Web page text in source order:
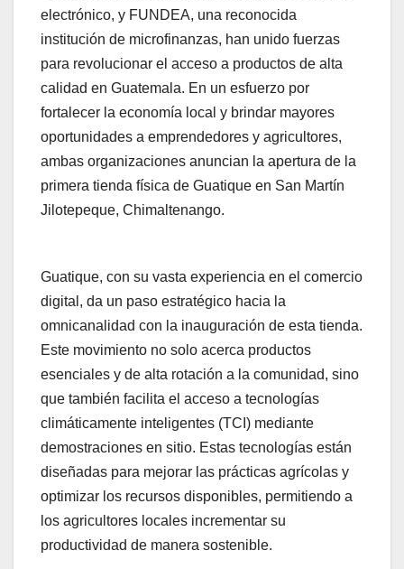
electrónico, y FUNDEA, una reconocida
institución de microfinanzas, han unido fuerzas
para revolucionar el acceso a productos de alta
calidad en Guatemala. En un esfuerzo por
fortalecer la economía local y brindar mayores
oportunidades a emprendedores y agricultores,
ambas organizaciones anuncian la apertura de la
primera tienda física de Guatique en San Martín
Jilotepeque, Chimaltenango.
Guatique, con su vasta experiencia en el comercio
digital, da un paso estratégico hacia la
omnicanalidad con la inauguración de esta tienda.
Este movimiento no solo acerca productos
esenciales y de alta rotación a la comunidad, sino
que también facilita el acceso a tecnologías
climáticamente inteligentes (TCI) mediante
demostraciones en sitio. Estas tecnologías están
diseñadas para mejorar las prácticas agrícolas y
optimizar los recursos disponibles, permitiendo a
los agricultores locales incrementar su
productividad de manera sostenible.